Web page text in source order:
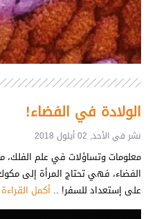
الولادة في الفضاء!
نشر في الأحد, 02 أيلول 2018
معلومات وتساؤلات في علم الفلك،
الفضاء، فهي تحتاج المرأة إلى
على إستعداد للسفر! .. أكمل القراءة